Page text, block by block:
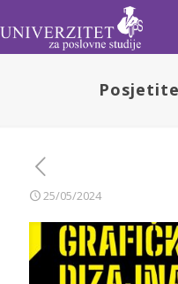
25/05/2024